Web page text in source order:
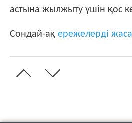
астына жылжыту үшін қос
Сондай-ақережелерді